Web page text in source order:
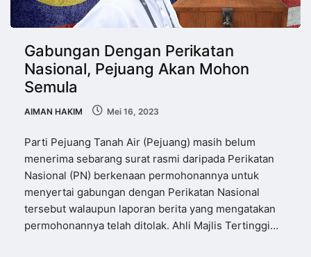
Gabungan Dengan Perikatan
Nasional, Pejuang Akan Mohon
Semula
AIMAN HAKIM Mei 16, 2023
Parti Pejuang Tanah Air (Pejuang) masih belum
menerima sebarang surat rasmi daripada Perikatan
Nasional (PN) berkenaan permohonannya untuk
menyertai gabungan dengan Perikatan Nasional
tersebut walaupun laporan berita yang mengatakan
permohonannya telah ditolak. Ahli Majlis Tertinggi…